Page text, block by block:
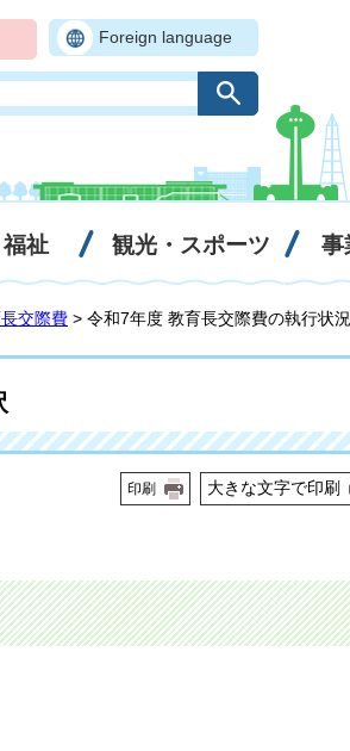
Foreign language
祉 観光・スポーツ 事
交際費 > 令和7年度 教育長交際費の執行状
印刷 大きな文字で印刷